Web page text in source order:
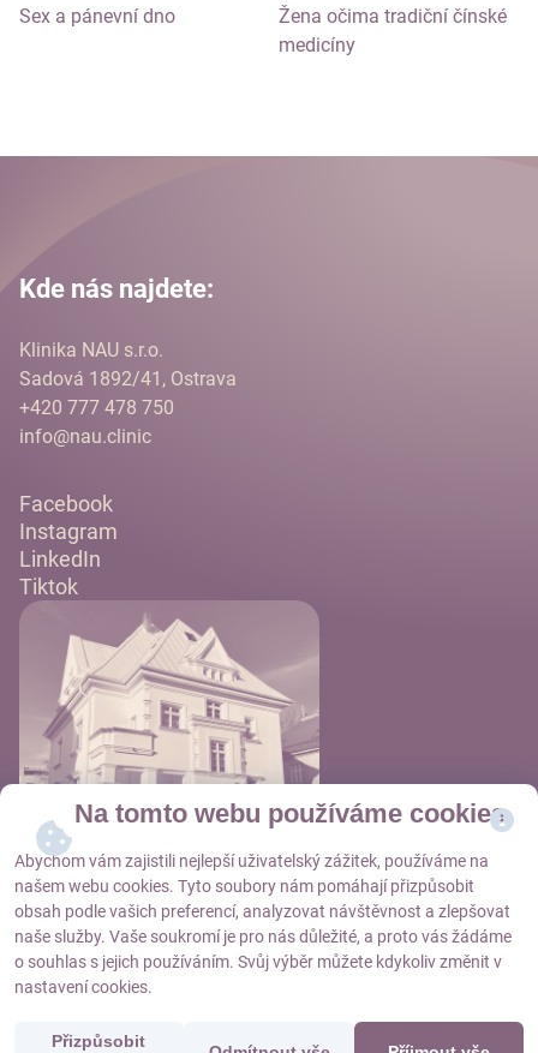
Na tomto webu používáme cookies
Abychom vám zajistili nejlepší uživatelský zážitek, používáme na
našem webu cookies. Tyto soubory nám pomáhají přizpůsobit
obsah podle vašich preferencí, analyzovat návštěvnost a zlepšovat
naše služby. Vaše soukromí je pro nás důležité, a proto vás žádáme
o souhlas s jejich používáním. Svůj výběr můžete kdykoliv změnit v
nastavení cookies.
Přizpůsobit
Sex a pánevní dno
Žena očima tradiční čínské
medicíny
Kde nás najdete:
Klinika NAU s.r.o.
Sadová 1892/41, Ostrava
+420 777 478 750
info@nau.clinic
Facebook
Instagram
LinkedIn
Tiktok
Objednat se
Nastavení cookies